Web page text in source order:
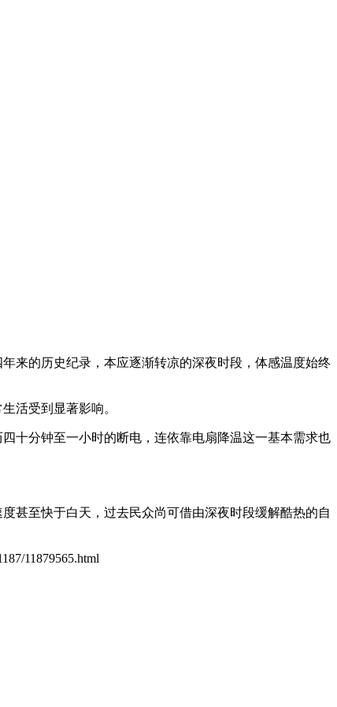
来的历史纪录，本应逐渐转凉的深夜时段，体感温度始终
活受到显著影响。
十分钟至一小时的断电，连依靠电扇降温这一基本需求也
甚至快于白天，过去民众尚可借由深夜时段缓解酷热的自
11879565.html